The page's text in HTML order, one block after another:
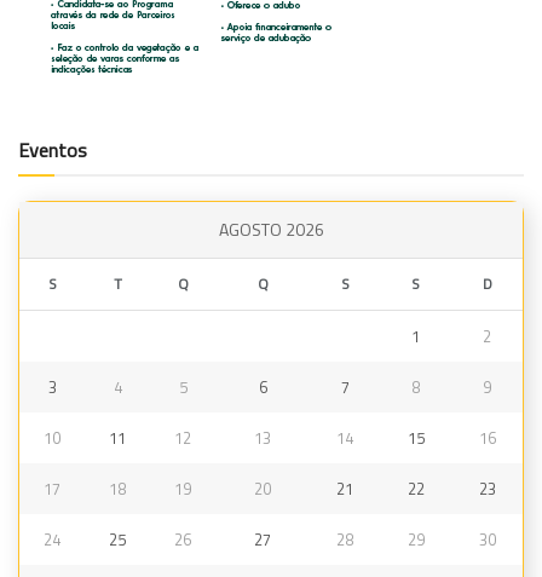
Eventos
AGOSTO 2026
S T Q Q S S D
1 2
3 4 5 6 7 8 9
10 11 12 13 14 15 16
17 18 19 20 21 22 23
24 25 26 27 28 29 30